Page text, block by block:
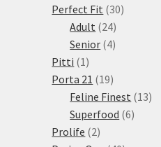
produktů
Perfect Fit 3030
Adult 2424
produktů
Senior 44
Pitti 1 1
produkt
Porta 21 1919
produktů
Feline Finest 1313
Superfood 66
Prolife 22